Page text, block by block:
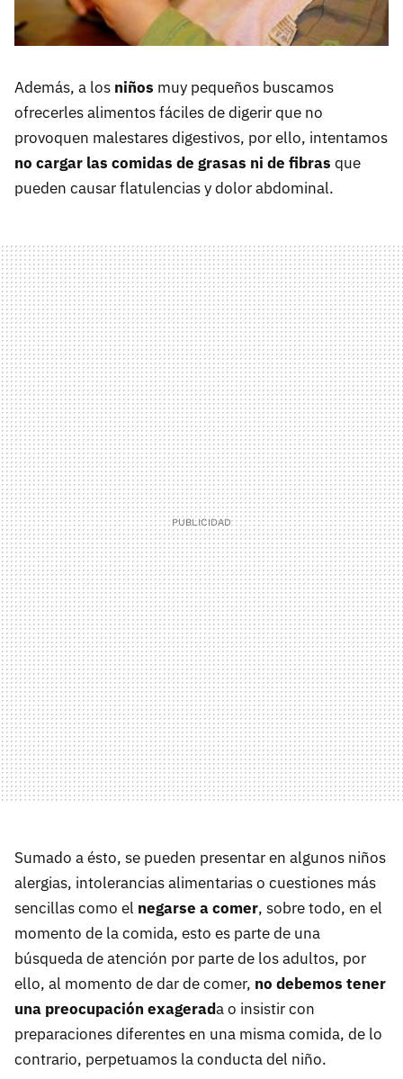
Además, a los niños muy pequeños buscamos
ofrecerles alimentos fáciles de digerir que no
provoquen malestares digestivos, por ello, intentamos
no cargar las comidas de grasas ni de fibras que
pueden causar flatulencias y dolor abdominal.
Sumado a ésto, se pueden presentar en algunos niños
alergias, intolerancias alimentarias o cuestiones más
sencillas como el negarse a comer, sobre todo, en el
momento de la comida, esto es parte de una
búsqueda de atención por parte de los adultos, por
ello, al momento de dar de comer, no debemos tener
una preocupación exagerada o insistir con
preparaciones diferentes en una misma comida, de lo
contrario, perpetuamos la conducta del niño.